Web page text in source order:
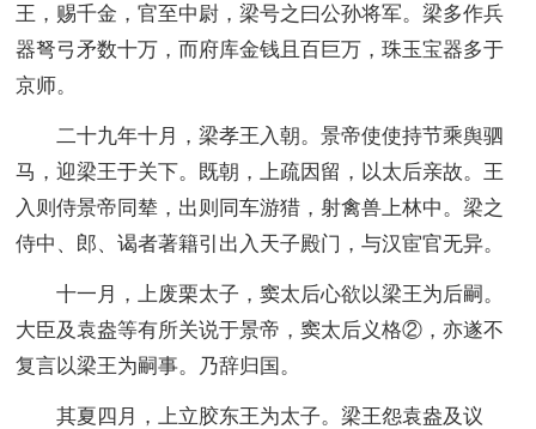
王，赐千金，官至中尉，梁号之曰公孙将军。梁多作兵
器弩弓矛数十万，而府库金钱且百巨万，珠玉宝器多于
京师。
二十九年十月，梁孝王入朝。景帝使使持节乘舆驷
马，迎梁王于关下。既朝，上疏因留，以太后亲故。王
入则侍景帝同辇，出则同车游猎，射禽兽上林中。梁之
侍中、郎、谒者著籍引出入天子殿门，与汉宦官无异。
十一月，上废栗太子，窦太后心欲以梁王为后嗣。
大臣及袁盎等有所关说于景帝，窦太后义格②，亦遂不
复言以梁王为嗣事。乃辞归国。
其夏四月，上立胶东王为太子。梁王怨袁盎及议